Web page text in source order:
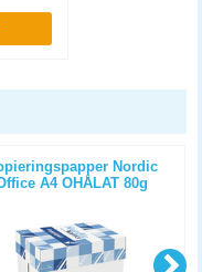
Nordic
A4 OHÅLAT 80g